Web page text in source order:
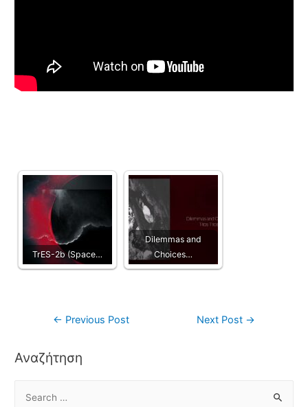
TrES-2b (Space…
Dilemmas and
Choices…
← Previous Post Next Post →
Αναζήτηση